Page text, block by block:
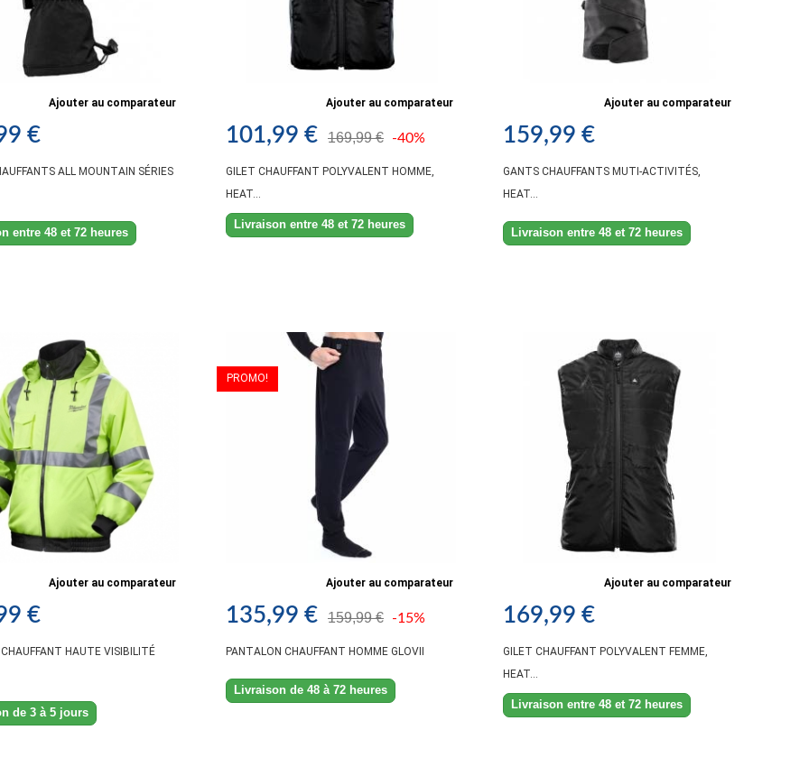
Ajouter au comparateur
€
ALL MOUNTAIN SÉRIES
entre 48 et 72 heures
Ajouter au comparateur
101,99 € 169,99 € -40%
GILET CHAUFFANT POLYVALENT HOMME,
HEAT...
Livraison entre 48 et 72 heures
Ajouter au comparateur
159,99 €
GANTS CHAUFFANTS MUTI-ACTIVITÉS,
HEAT...
Livraison entre 48 et 72 heures
Ajouter au comparateur
€
HAUTE VISIBILITÉ
de 3 à 5 jours
PROMO!
Ajouter au comparateur
135,99 € 159,99 € -15%
PANTALON CHAUFFANT HOMME GLOVII
Livraison de 48 à 72 heures
Ajouter au comparateur
169,99 €
GILET CHAUFFANT POLYVALENT FEMME,
HEAT...
Livraison entre 48 et 72 heures